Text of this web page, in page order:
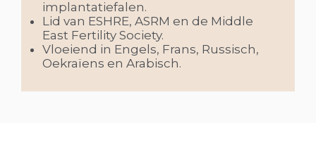
implantatiefalen.
Lid van ESHRE, ASRM en de Middle
East Fertility Society.
Vloeiend in Engels, Frans, Russisch,
Oekraïens en Arabisch.